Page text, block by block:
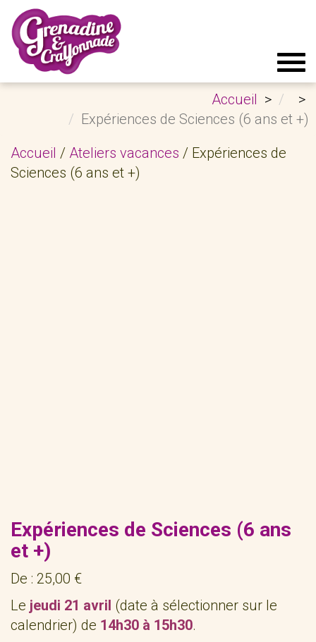
Accueil
Expériences de Sciences (6 ans et +)
Accueil / Ateliers vacances / Expériences de
Sciences (6 ans et +)
Expériences de Sciences (6 ans
et +)
De : 25,00 €
Le jeudi 21 avril (date à sélectionner sur le
calendrier) de 14h30 à 15h30.